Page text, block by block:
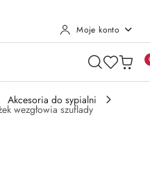
Moje konto
Akcesoria do sypialni
wezgłowia szuflady